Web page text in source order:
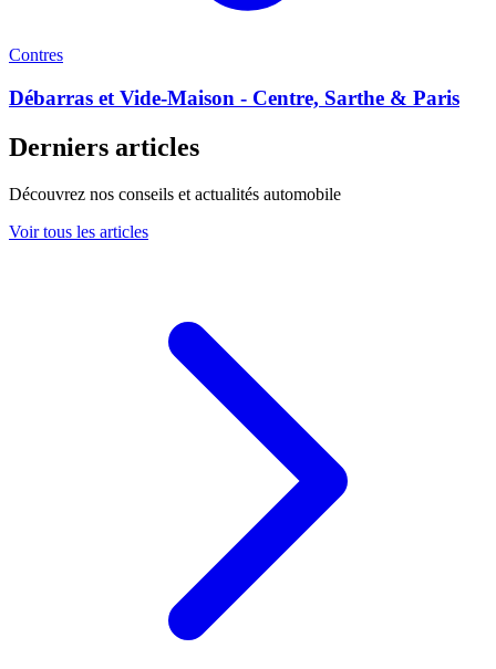
Contres
Débarras et Vide-Maison - Centre, Sarthe & Paris
Derniers articles
Découvrez nos conseils et actualités automobile
Voir tous les articles